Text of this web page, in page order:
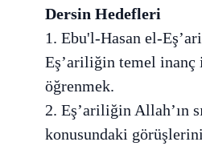
Dersin Hedefleri
1. Ebu'l-Hasan el-
Eş’ariliğin temel
öğrenmek.
2. Eş’ariliğin Allah’ın
konusundaki